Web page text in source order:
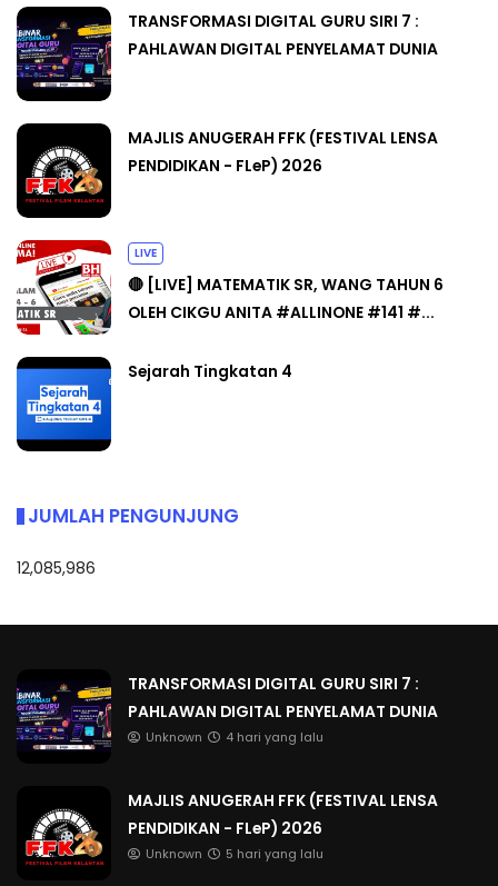
TRANSFORMASI DIGITAL GURU SIRI 7 :
PAHLAWAN DIGITAL PENYELAMAT DUNIA
MAJLIS ANUGERAH FFK (FESTIVAL LENSA
PENDIDIKAN - FLeP) 2026
LIVE
🔴 [LIVE] MATEMATIK SR, WANG TAHUN 6
OLEH CIKGU ANITA #ALLINONE #141 #...
Sejarah Tingkatan 4
JUMLAH PENGUNJUNG
12,085,986
TRANSFORMASI DIGITAL GURU SIRI 7 :
PAHLAWAN DIGITAL PENYELAMAT DUNIA
Unknown 4 hari yang lalu
MAJLIS ANUGERAH FFK (FESTIVAL LENSA
PENDIDIKAN - FLeP) 2026
Unknown 5 hari yang lalu